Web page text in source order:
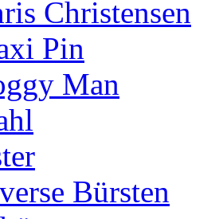
Christensen
Pin
Man
Bürsten